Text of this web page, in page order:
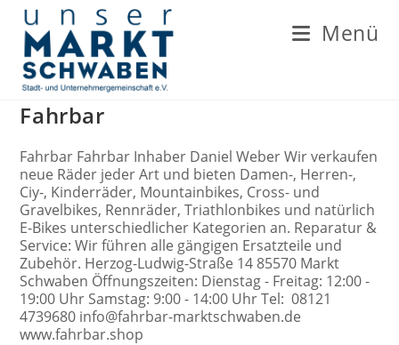
Zum
Inhalt
springen
Menü
Fahrbar
Fahrbar Fahrbar Inhaber Daniel Weber Wir verkaufen
neue Räder jeder Art und bieten Damen-, Herren-,
Ciy-, Kinderräder, Mountainbikes, Cross- und
Gravelbikes, Rennräder, Triathlonbikes und natürlich
E-Bikes unterschiedlicher Kategorien an. Reparatur &
Service: Wir führen alle gängigen Ersatzteile und
Zubehör. Herzog-Ludwig-Straße 14 85570 Markt
Schwaben Öffnungszeiten: Dienstag - Freitag: 12:00 -
19:00 Uhr Samstag: 9:00 - 14:00 Uhr Tel: 08121
4739680 info@fahrbar-marktschwaben.de
www.fahrbar.shop